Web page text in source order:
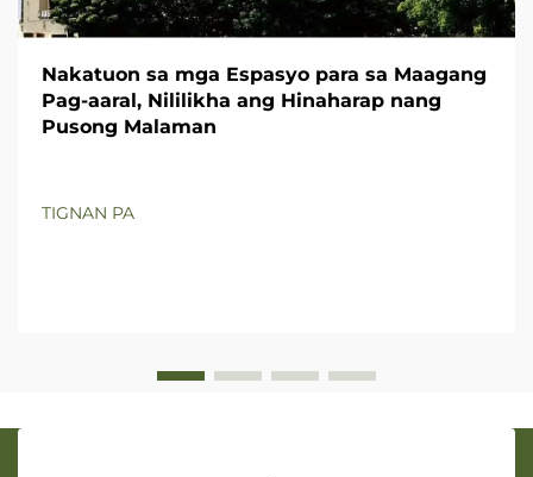
Nakatuon sa mga Espasyo para sa Maagang
Pag-aaral, Nililikha ang Hinaharap nang
Pusong Malaman
TIGNAN PA